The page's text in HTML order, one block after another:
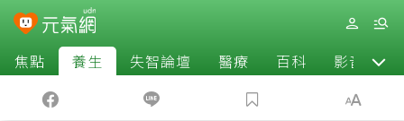
焦點 養生 失智論壇 醫療 百科 影音